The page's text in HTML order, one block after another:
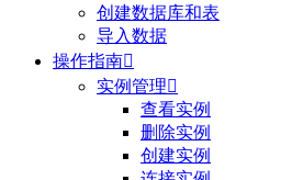
创建数据库和表
导入数据
操作指南
实例管理
查看实例
删除实例
创建实例